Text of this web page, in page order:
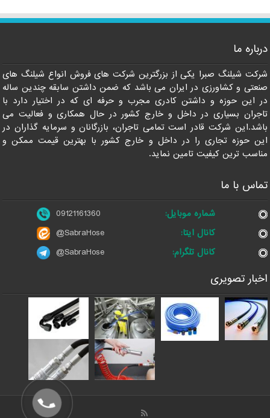
درباره ما
شرکت شیلنگ صبرا یکی از بزرگترین شرکت های فروش انواع شیلنگ های
صنعتی و کشاورزی در ایران می باشد که ضمن داشتن سابقه چندین ساله
در این حوزه و داشتن کادری مجرب و حرفه ای که در اختیار دارد با
تاجران بسیاری در داخل و خارج کشور در حال همکاری و فعالیت می
باشد.این شرکت قادر است تمامی تاجران، بازرگانان و سرمایه گذاران در
این حوزه تجاری را در داخل و خارج کشور با بهترین قیمت ممکن و
مناسب ترین کیفیت تامین نماید.
تماس با ما
شماره موبایل:
09121161360
کانال ایتا:
@SabraHose
کانال تلگرام:
@SabraHose
اخبار تصویری